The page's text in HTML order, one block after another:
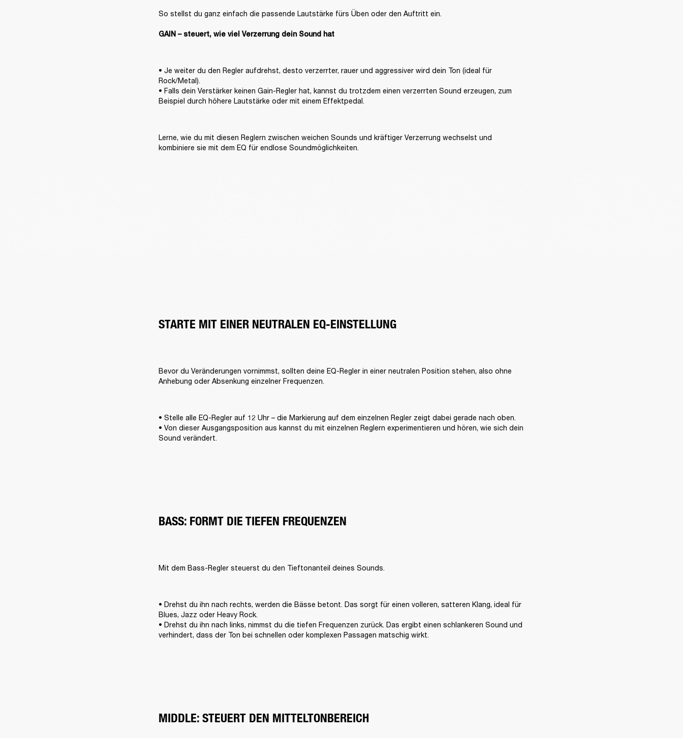
So stellst du ganz einfach die passende Lautstärke fürs Üben oder den Auftritt ein.
GAIN – steuert, wie viel Verzerrung dein Sound hat
• Je weiter du den Regler aufdrehst, desto verzerrter, rauer und aggressiver wird dein Ton (ideal für
Rock/Metal).
• Falls dein Verstärker keinen Gain-Regler hat, kannst du trotzdem einen verzerrten Sound erzeugen, zum
Beispiel durch höhere Lautstärke oder mit einem Effektpedal.
Lerne, wie du mit diesen Reglern zwischen weichen Sounds und kräftiger Verzerrung wechselst und
STARTE MIT EINER NEUTRALEN EQ-EINSTELLUNG
Bevor du Veränderungen vornimmst, sollten deine EQ-Regler in einer neutralen Position stehen, also ohne
Anhebung oder Absenkung einzelner Frequenzen.
• Stelle alle EQ-Regler auf 12 Uhr – die Markierung auf dem einzelnen Regler zeigt dabei gerade nach oben.
• Von dieser Ausgangsposition aus kannst du mit einzelnen Reglern experimentieren und hören, wie sich dein
Sound verändert.
BASS: FORMT DIE TIEFEN FREQUENZEN
Mit dem Bass-Regler steuerst du den Tieftonanteil deines Sounds.
• Drehst du ihn nach rechts, werden die Bässe betont. Das sorgt für einen volleren, satteren Klang, ideal für
Blues, Jazz oder Heavy Rock.
• Drehst du ihn nach links, nimmst du die tiefen Frequenzen zurück. Das ergibt einen schlankeren Sound und
verhindert, dass der Ton bei schnellen oder komplexen Passagen matschig wirkt.
MIDDLE: STEUERT DEN MITTELTONBEREICH